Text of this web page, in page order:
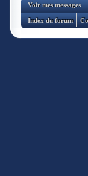
Voir mes messages
Index du forum